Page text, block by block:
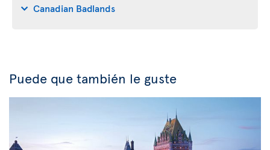
Canadian Badlands
Puede que también le guste